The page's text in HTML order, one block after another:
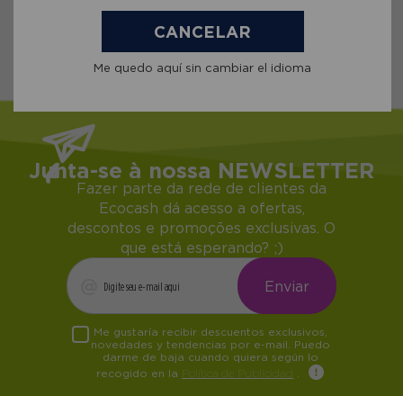
Ver todas asMarcas
Junta-se à nossa NEWSLETTER
Fazer parte da rede de clientes da
Ecocash dá acesso a ofertas,
descontos e promoções exclusivas. O
que está esperando? ;)
Me gustaría recibir descuentos exclusivos,
novedades y tendencias por e-mail. Puedo
darme de baja cuando quiera según lo
recogido en la Política de Publicidad
CANCELAR
Me quedo aquí sin cambiar el idioma